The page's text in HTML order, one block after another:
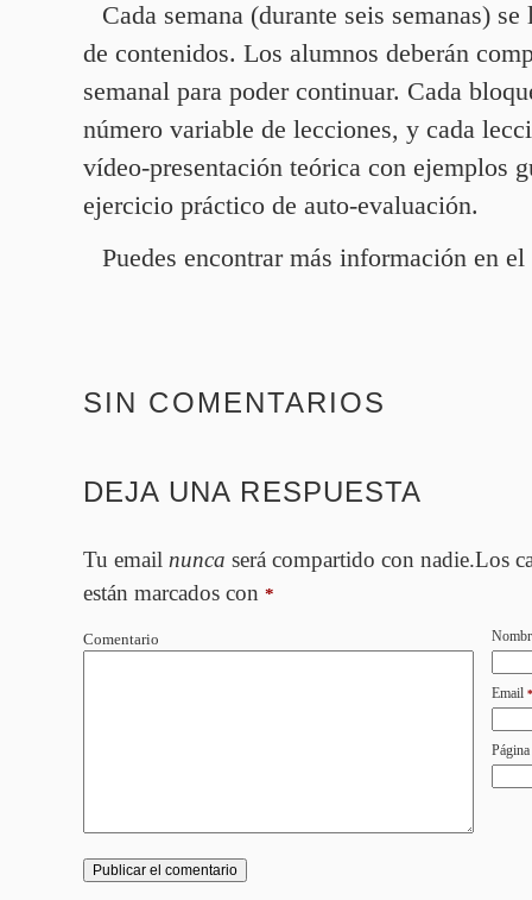
Cada semana (durante seis semanas)
de contenidos. Los alumnos deberán
semanal para poder continuar. Cada
número variable de lecciones, y cada
vídeo-presentación teórica con ejemplos
ejercicio práctico de auto-evaluación.
Puedes encontrar más información en el
SIN COMENTARIOS
DEJA UNA RESPUESTA
Tu email nunca será compartido con nadie.Los
están marcados con *
Comentario
Email *